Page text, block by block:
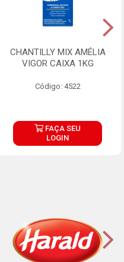
CHANTILLY MIX AMÉLIA
VIGOR CAIXA 1KG
Código: 4522
FAÇA SEU
LOGIN